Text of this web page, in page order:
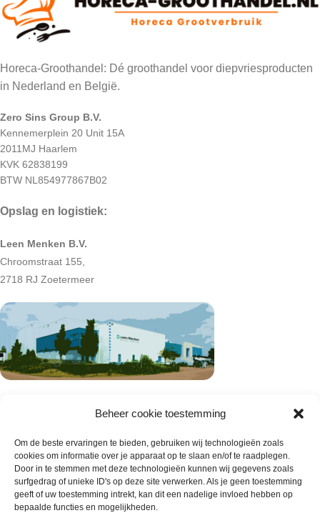
Beheer cookie toestemming
Om de beste ervaringen te bieden, gebruiken wij technologieën zoals
cookies om informatie over je apparaat op te slaan en/of te raadplegen.
Door in te stemmen met deze technologieën kunnen wij gegevens zoals
surfgedrag of unieke ID's op deze site verwerken. Als je geen toestemming
geeft of uw toestemming intrekt, kan dit een nadelige invloed hebben op
bepaalde functies en mogelijkheden.
Horeca-Groothandel: Dé groothandel voor diepvriesproducten
in Nederland en België.
Zero Sins Group B.V.
Kennemerplein 20 Unit 15A
2011MJ Haarlem
KVK 62838199
BTW NL854977867B02
Opslag en logistiek:
Leen Menken B.V.
Chroomstraat 155,
2718 RJ Zoetermeer